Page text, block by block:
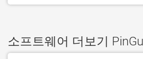
소프트웨어 더보기